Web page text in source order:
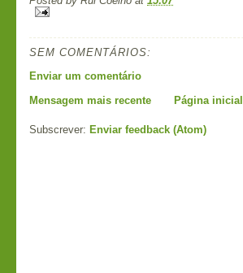
SEM COMENTÁRIOS:
Enviar um comentário
Mensagem mais recente
Página inicial
Subscrever: Enviar feedback (Atom)